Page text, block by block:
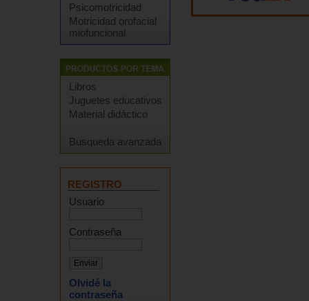
Psicomotricidad
Motricidad orofacial
miofuncional
Libros
Juguetes educativos
Material didáctico
Busqueda avanzada
REGISTRO
Usuario
Contraseña
Olvidé la
contraseña